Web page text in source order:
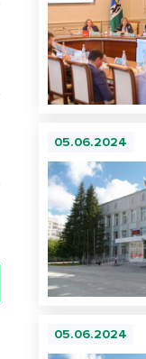
05.06.2024
05.06.2024